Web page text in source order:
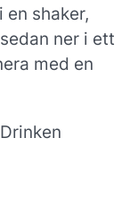
en shaker,
ner i ett
med en
Drinken